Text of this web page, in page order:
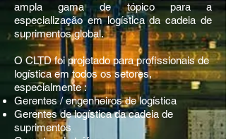
ampla gama de tópico para a
especialização em logística da cadeia de
suprimentos global.
O CLTD foi projetado para profissionais de
logística em todos os setores,
especialmente :
Gerentes / engenheiros de logística
Gerentes de logística da cadeia de
suprimentos